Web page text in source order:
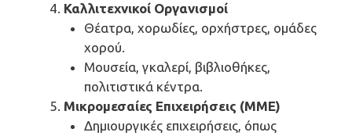
Καλλιτεχνικοί Οργανισμοί
Θέατρα, χορωδίες, ορχήστρες, ομάδες
χορού.
Μουσεία, γκαλερί, βιβλιοθήκες,
πολιτιστικά κέντρα.
Μικρομεσαίες Επιχειρήσεις (ΜΜΕ)
Δημιουργικές επιχειρήσεις, όπως